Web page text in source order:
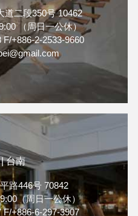
道二段350号 10462
（周日一公休）
F/+886-2-2533-9660
台南
路446号 70842
（周日一公休）
F/+886-6-297-3907